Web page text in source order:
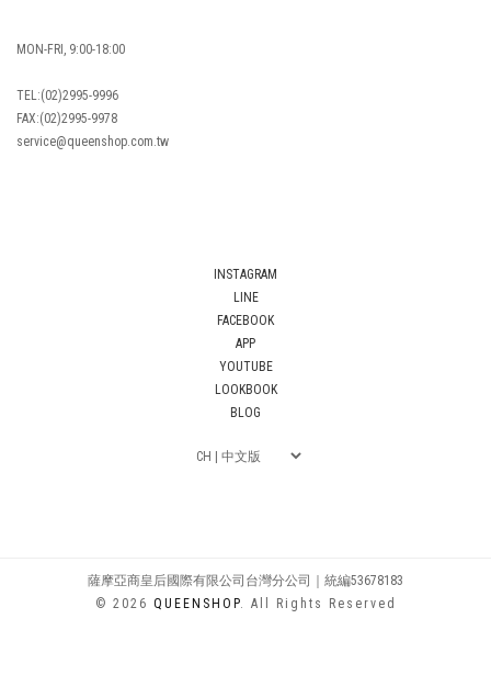
MON-FRI, 9:00-18:00
TEL:(02)2995-9996
FAX:(02)2995-9978
service@queenshop.com.tw
INSTAGRAM
LINE
FACEBOOK
APP
YOUTUBE
LOOKBOOK
BLOG
薩摩亞商皇后國際有限公司台灣分公司｜統編53678183
© 2026 QUEENSHOP. All Rights Reserved